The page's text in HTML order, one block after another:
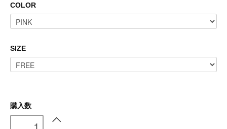
COLOR
SIZE
購入数